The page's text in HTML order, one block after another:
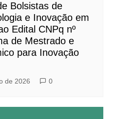
Bolsistas de
e Inovação em
Edital CNPq nº
de Mestrado e
para Inovação
de 2026 0